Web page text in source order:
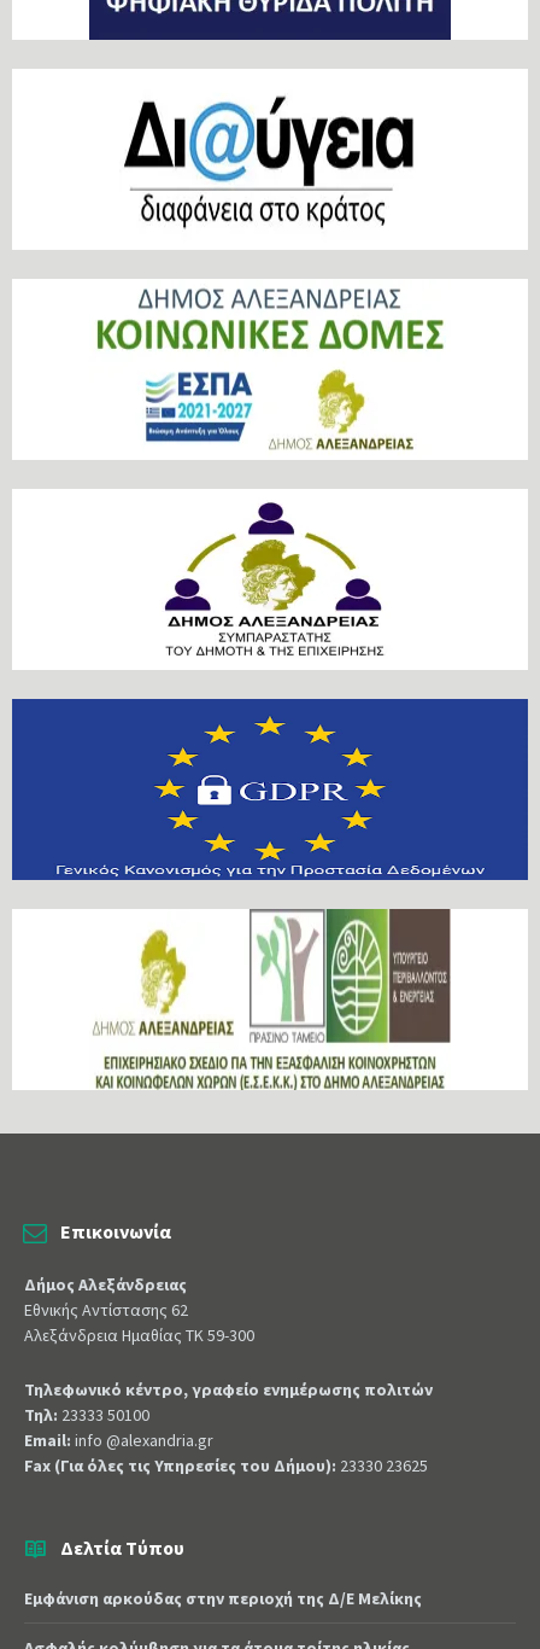
Επικοινωνία
Δήμος Αλεξάνδρειας
Εθνικής Αντίστασης 62
Αλεξάνδρεια Ημαθίας ΤΚ 59-300
Τηλεφωνικό κέντρο, γραφείο ενημέρωσης πολιτών
Τηλ: 23333 50100
Email: info @alexandria.gr
Fax (Για όλες τις Υπηρεσίες του Δήμου): 23330 23625
Δελτία Τύπου
Εμφάνιση αρκούδας στην περιοχή της Δ/Ε Μελίκης